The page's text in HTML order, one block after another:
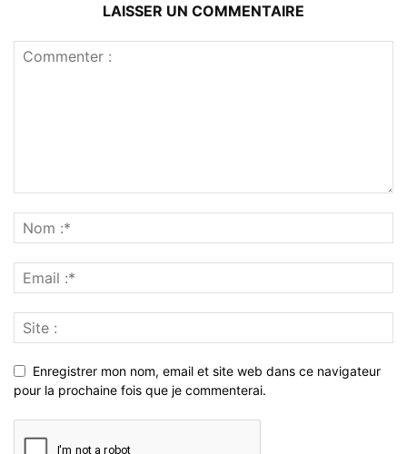
LAISSER UN COMMENTAIRE
Enregistrer mon nom, email et site web dans ce navigateur
pour la prochaine fois que je commenterai.